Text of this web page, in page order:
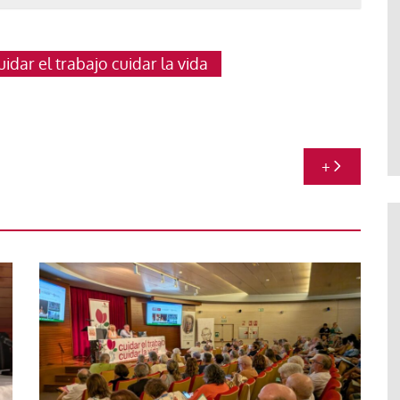
el trabajo cuidar la vida
+